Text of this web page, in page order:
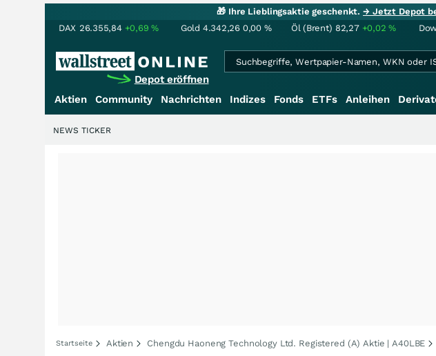
🎁 Ihre Lieblingsaktie geschenkt.→ Jetzt Depot
DAX 26.355,84 +0,69% Gold 4.342,26 0,00 % Öl (Brent) 82,27 +0,02%
Depot eröffnen
Aktien Community Nachrichten Indizes Fonds ETFs Anleihen
NEWS TICKER
Startseite Aktien Chengdu Haoneng Technology Ltd. Registered (A) Aktie | A40LBE